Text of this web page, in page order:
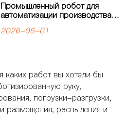
Промышленный робот для
автоматизации производства:
предприятий
2026-06-01
каких работ вы хотели бы
руку,
погрузки-разгрузки,
размещения, распыления и